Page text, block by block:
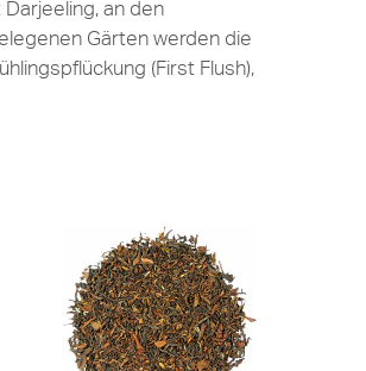
an den
Gärten werden die
(First Flush),